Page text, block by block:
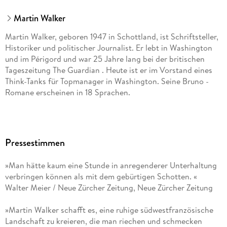
Martin Walker
Martin Walker, geboren 1947 in Schottland, ist Schriftsteller,
Historiker und politischer Journalist. Er lebt in Washington
und im Périgord und war 25 Jahre lang bei der britischen
Tageszeitung The Guardian . Heute ist er im Vorstand eines
Think-Tanks für Topmanager in Washington. Seine Bruno -
Romane erscheinen in 18 Sprachen.
Pressestimmen
»Man hätte kaum eine Stunde in anregenderer Unterhaltung
verbringen können als mit dem gebürtigen Schotten. «
Walter Meier / Neue Zürcher Zeitung, Neue Zürcher Zeitung
»Martin Walker schafft es, eine ruhige südwestfranzösische
Landschaft zu kreieren, die man riechen und schmecken